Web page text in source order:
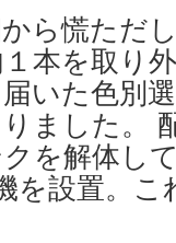
ら慌ただ
本を取り
いた色別
ました。
クを解体し
を設置。